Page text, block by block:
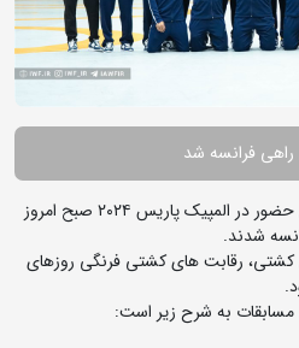
فرانسه شد
اعضای تیم ملی کشتی فرنگی برای حضور در المپیک پاریس ۲۰۲۴ صبح امروز
کشتی، رقابت های کشتی فرنگی روزهای
مسابقات به شرح زیر است: